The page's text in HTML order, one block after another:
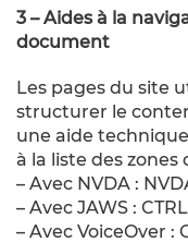
3 – Aides à la
document
Les pages du site
structurer le
une aide
à la liste des
– Avec NVDA :
– Avec JAWS :
– Avec VoiceOver :